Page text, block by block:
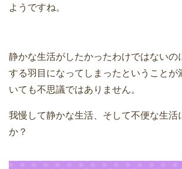
ようですね。
静かな生活がしたかったわけではないの
する羽目になってしまったということが
いても不思議ではありません。
我慢して静かな生活、そして不便な生活
か？